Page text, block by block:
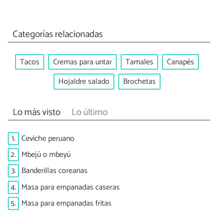
Categorías relacionadas
Tacos Cremas para untar Tamales
Canapés
Hojaldre salado
Brochetas
Lo más visto Lo último
1. Ceviche peruano
2. Mbejú o mbeyú
3. Banderillas coreanas
4. Masa para empanadas caseras
5. Masa para empanadas fritas